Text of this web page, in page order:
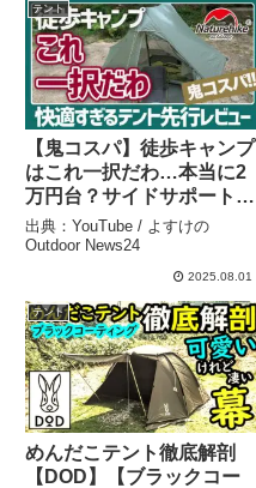
テント
【鬼コスパ】徒歩キャンプ
はこれ一択だわ…本当に2
万円台？サイドサポートポ
ールで劇的進化した
Naturehike新作テントが快
適すぎる▼キャンプギア –
出典：YouTube / よすけの
Outdoor News24
2025.08.01
テント
めんだこテント徹底解剖
【DOD】【ブラックコー